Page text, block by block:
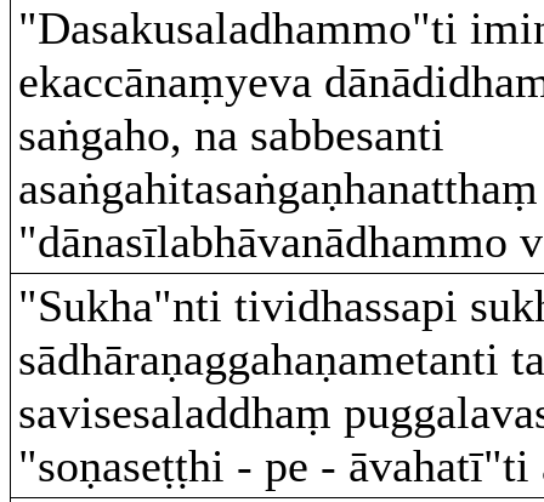
"Dasakusaladhammo"ti
ekaccānaṃyeva
saṅgaho, na sabbesanti
asaṅgahitasaṅgaṇhanatthaṃ
"dānasīlabhāvanādhammo
"Sukha"nti tividhassapi
sādhāraṇaggahaṇametanti
savisesaladdhaṃ
"soṇaseṭṭhi - pe - āvahatī"ti